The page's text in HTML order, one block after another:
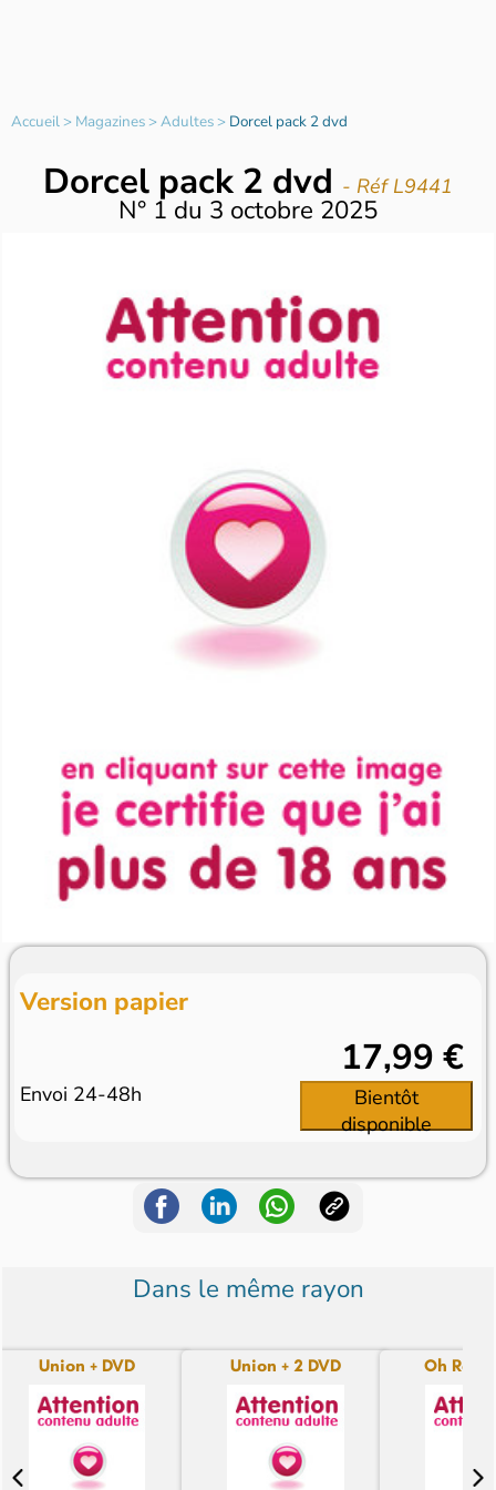
Accueil> Magazines>Adultes> Dorcel pack 2 dvd
Dorcel pack 2 dvd - Réf L9441
N° 1 du 3 octobre 2025
Version papier
Envoi 24-48h
17,99 €
Bientôt
disponible
Dans le même rayon
Union + DVD Union + 2 DVD Oh